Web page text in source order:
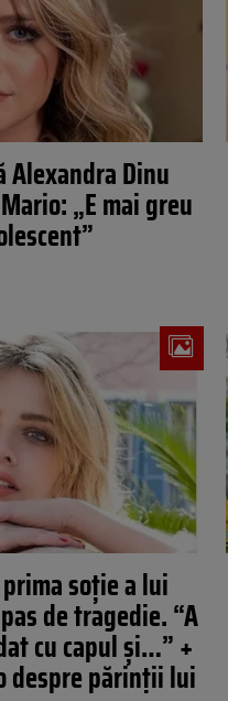
Alexandra Dinu
„E mai greu
soție a lui
de tragedie. “A
cu capul și…” +
despre părinții lui